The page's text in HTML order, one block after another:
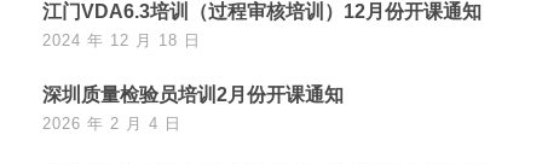
江门VDA6.3培训（过程审核培训）12月份开课通知
2024 年 12 月 18 日
深圳质量检验员培训2月份开课通知
2026 年 2 月 4 日